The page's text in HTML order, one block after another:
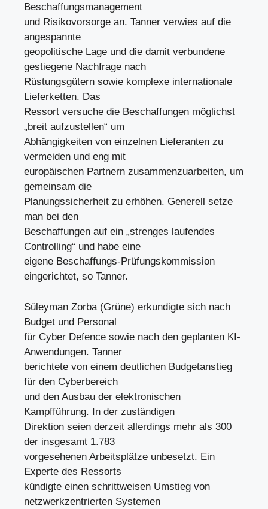
Beschaffungsmanagement
und Risikovorsorge an. Tanner verwies auf die
angespannte
geopolitische Lage und die damit verbundene
gestiegene Nachfrage nach
Rüstungsgütern sowie komplexe internationale
Lieferketten. Das
Ressort versuche die Beschaffungen möglichst
„breit aufzustellen“ um
Abhängigkeiten von einzelnen Lieferanten zu
vermeiden und eng mit
europäischen Partnern zusammenzuarbeiten, um
gemeinsam die
Planungssicherheit zu erhöhen. Generell setze
man bei den
Beschaffungen auf ein „strenges laufendes
Controlling“ und habe eine
eigene Beschaffungs-Prüfungskommission
eingerichtet, so Tanner.
Süleyman Zorba (Grüne) erkundigte sich nach
Budget und Personal
für Cyber Defence sowie nach den geplanten KI-
Anwendungen. Tanner
berichtete von einem deutlichen Budgetanstieg
für den Cyberbereich
und den Ausbau der elektronischen
Kampfführung. In der zuständigen
Direktion seien derzeit allerdings mehr als 300
der insgesamt 1.783
vorgesehenen Arbeitsplätze unbesetzt. Ein
Experte des Ressorts
kündigte einen schrittweisen Umstieg von
netzwerkzentrierten Systemen